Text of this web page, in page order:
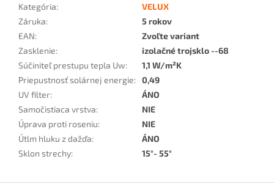
Kategória:
VELUX
Záruka:
5 rokov
EAN:
Zvoľte variant
Zasklenie:
izolačné trojsklo --68
Súčiniteľ prestupu tepla Uw:
1,1 W/m²K
Priepustnosť solárnej energie: 0,49
UV filter:
ÁNO
Samočistiaca vrstva:
NIE
Úprava proti roseniu:
NIE
Útlm hluku z dažďa:
ÁNO
Sklon strechy: 15°- 55°